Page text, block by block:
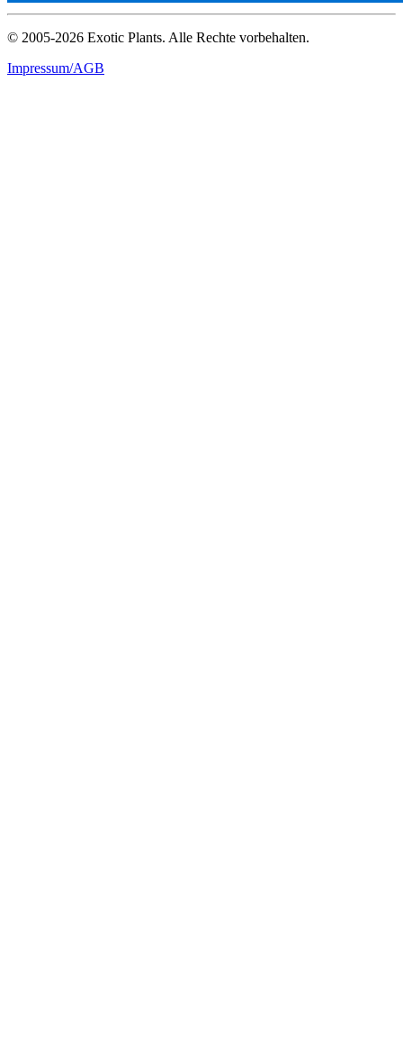
© 2005-2026 Exotic Plants. Alle Rechte vorbehalten.
Impressum/AGB